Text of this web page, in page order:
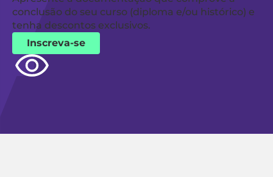
conclusão do seu curso (diploma e/ou histórico) e
tenha descontos exclusivos.
Inscreva-se